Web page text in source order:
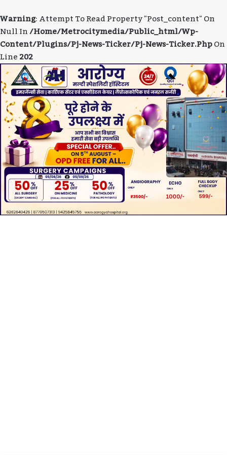
Warning: Attempt To Read Property "post_content" On
Null In/home/metrocitymedia/public_html/wp-
Content/plugins/pj-News-Ticker/pj-News-Ticker.phpOn
Line202